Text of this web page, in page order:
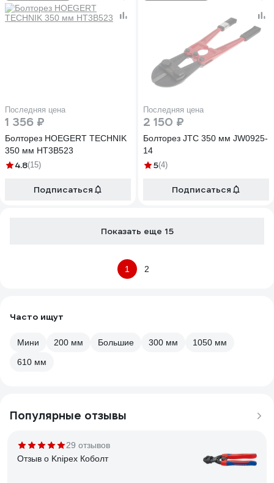
Последняя цена
1 356 ₽
Болторез HOEGERT TECHNIK
350 мм HT3B523
4.8(15)
Подписаться
Последняя цена
2 150 ₽
Болторез JTC 350 мм JW0925-
14
5(4)
Подписаться
Показать еще 15
1 2
Часто ищут
Мини 200 мм Большие 300 мм
1050 мм
610 мм
Популярные отзывы
29 отзывов
Отзыв о Knipex Коболт